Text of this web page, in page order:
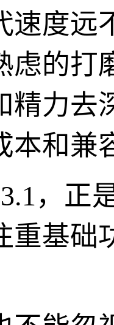
速度远
虑的打
精力去
本和兼
，正
重基础